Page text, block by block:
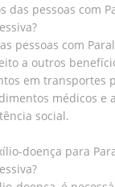
das pessoas com
pessoas com
a outros
em transportes
médicos e
social.
doença para